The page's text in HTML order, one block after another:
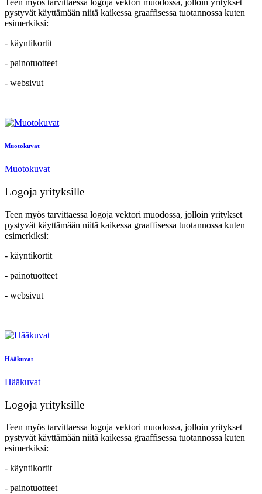
pystyvät käyttämään niitä kaikessa graaffisessa tuotannossa kuten
esimerkiksi:
- käyntikortit
- painotuotteet
- websivut
Muotokuvat
Muotokuvat
Logoja yrityksille
Teen myös tarvittaessa logoja vektori muodossa, jolloin yritykset
pystyvät käyttämään niitä kaikessa graaffisessa tuotannossa kuten
esimerkiksi:
- käyntikortit
- painotuotteet
- websivut
Hääkuvat
Hääkuvat
Logoja yrityksille
Teen myös tarvittaessa logoja vektori muodossa, jolloin yritykset
pystyvät käyttämään niitä kaikessa graaffisessa tuotannossa kuten
esimerkiksi:
- käyntikortit
- painotuotteet